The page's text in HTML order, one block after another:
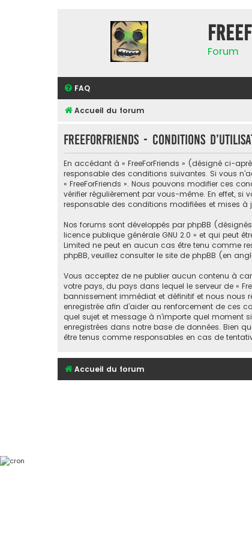
Forum
FAQ
Accueil du forum
FreeForFriends - Conditions
En accédant à « FreeForFriends » (désigné ci-
responsable des conditions suivantes. Si vous
« FreeForFriends ». Nous pouvons modifier ces
vérifier régulièrement par vous-même. En effet, si
responsable des conditions modifiées et mises à
Nos forums sont développés par phpBB
licence publique générale GNU 2.0 » et qui peut
Limited ne peut en aucun cas être tenu comme
phpBB, veuillez consulter le site de phpBB (en
Vous acceptez de ne publier aucun contenu à
votre pays, du pays dans lequel le serveur de «
bannissement immédiat et définitif et nous nous
enregistrée afin d’aider au renforcement de ces
quel sujet et message à n’importe quel moment
enregistrées dans notre base de données. Bien
être tenus comme responsables en cas de
Accueil du forum